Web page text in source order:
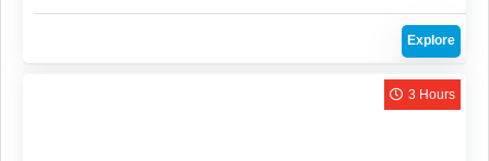
sea memorable desde el primer momento.
Explore
3 Hours